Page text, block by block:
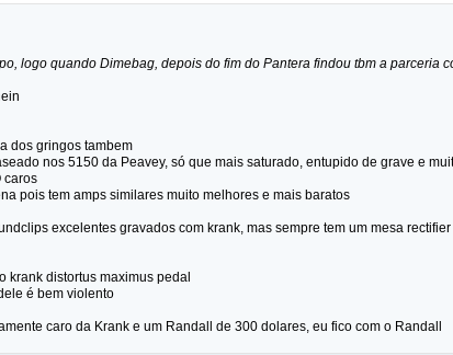
logo quando Dimebag, depois do fim do Pantera findou tbm a parceria
dos gringos tambem
nos 5150 da Peavey, só que mais saturado, entupido de grave e
caros
pois tem amps similares muito melhores e mais baratos
excelentes gravados com krank, mas sempre tem um mesa
krank distortus maximus pedal
é bem violento
caro da Krank e um Randall de 300 dolares, eu fico com o Randall